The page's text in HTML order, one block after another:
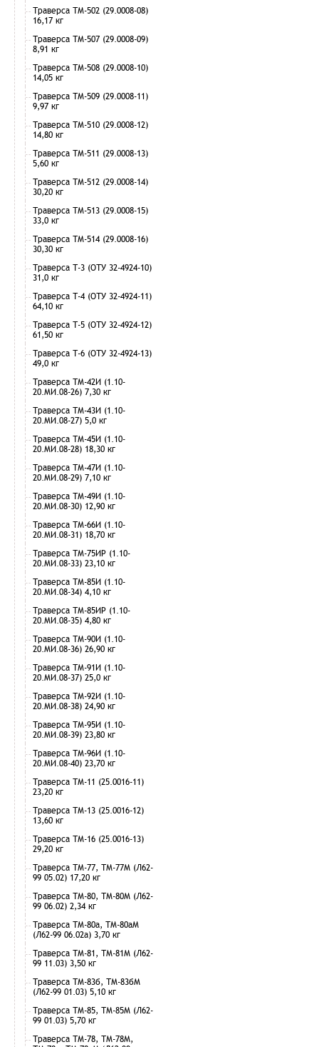
Траверса ТМ-502 (29.0008-08)
16,17 кг
Траверса ТМ-507 (29.0008-09)
8,91 кг
Траверса ТМ-508 (29.0008-10)
14,05 кг
Траверса ТМ-509 (29.0008-11)
9,97 кг
Траверса ТМ-510 (29.0008-12)
14,80 кг
Траверса ТМ-511 (29.0008-13)
5,60 кг
Траверса ТМ-512 (29.0008-14)
30,20 кг
Траверса ТМ-513 (29.0008-15)
33,0 кг
Траверса ТМ-514 (29.0008-16)
30,30 кг
Траверса Т-3 (ОТУ 32-4924-10)
31,0 кг
Траверса Т-4 (ОТУ 32-4924-11)
64,10 кг
Траверса Т-5 (ОТУ 32-4924-12)
61,50 кг
Траверса Т-6 (ОТУ 32-4924-13)
49,0 кг
Траверса ТМ-42И (1.10-
20.МИ.08-26) 7,30 кг
Траверса ТМ-43И (1.10-
20.МИ.08-27) 5,0 кг
Траверса ТМ-45И (1.10-
20.МИ.08-28) 18,30 кг
Траверса ТМ-47И (1.10-
20.МИ.08-29) 7,10 кг
Траверса ТМ-49И (1.10-
20.МИ.08-30) 12,90 кг
Траверса ТМ-66И (1.10-
20.МИ.08-31) 18,70 кг
Траверса ТМ-75ИР (1.10-
20.МИ.08-33) 23,10 кг
Траверса ТМ-85И (1.10-
20.МИ.08-34) 4,10 кг
Траверса ТМ-85ИР (1.10-
20.МИ.08-35) 4,80 кг
Траверса ТМ-90И (1.10-
20.МИ.08-36) 26,90 кг
Траверса ТМ-91И (1.10-
20.МИ.08-37) 25,0 кг
Траверса ТМ-92И (1.10-
20.МИ.08-38) 24,90 кг
Траверса ТМ-95И (1.10-
20.МИ.08-39) 23,80 кг
Траверса ТМ-96И (1.10-
20.МИ.08-40) 23,70 кг
Траверса ТМ-11 (25.0016-11)
23,20 кг
Траверса ТМ-13 (25.0016-12)
13,60 кг
Траверса ТМ-16 (25.0016-13)
29,20 кг
Траверса ТМ-77, ТМ-77М (Л62-
99 05.02) 17,20 кг
Траверса ТМ-80, ТМ-80М (Л62-
99 06.02) 2,34 кг
Траверса ТМ-80а, ТМ-80аМ
(Л62-99 06.02а) 3,70 кг
Траверса ТМ-81, ТМ-81М (Л62-
99 11.03) 3,50 кг
Траверса ТМ-83б, ТМ-83бМ
(Л62-99 01.03) 5,10 кг
Траверса ТМ-85, ТМ-85М (Л62-
99 01.03) 5,70 кг
Траверса ТМ-78, ТМ-78М,